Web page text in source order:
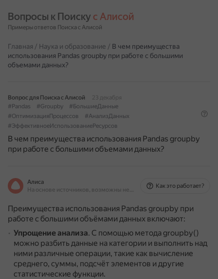
Вопросы к Поиску с Алисой
Примеры ответов Поиска с Алисой
Главная / Наука и образование / В чем преимущества
использования Pandas groupby при работе с большими
объемами данных?
Вопрос для Поиска с Алисой
23 декабря
#Pandas
#Groupby
#БольшиеДанные
#ОптимизацияПроцессов
#АнализДанных
#ЭффективноеИспользованиеРесурсов
В чем преимущества использования Pandas groupby
при работе с большими объемами данных?
Алиса
На основе источников, возможны неточности
Как это работает?
Преимущества использования Pandas groupby при
работе с большими объёмами данных включают:
Упрощение анализа. С помощью метода groupby()
можно разбить данные на категории и выполнить над
ними различные операции, такие как вычисление
среднего, суммы, подсчёт элементов и другие
статистические функции.